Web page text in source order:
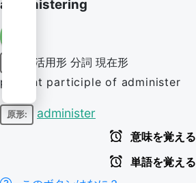
administering
活用形 分詞 現在形
present participle of administer
原形: administer
意味を覚える
単語を覚える